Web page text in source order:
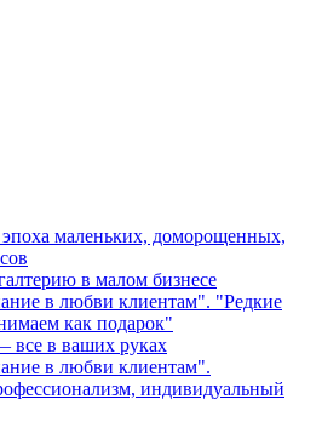
маленьких, доморощенных,
в малом бизнесе
в любви клиентам". "Редкие
как подарок"
все в ваших руках
в любви клиентам".
индивидуальный